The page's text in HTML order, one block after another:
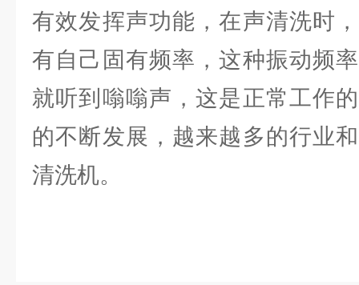
有效发挥声功能，在声清洗时
有自己固有频率，这种振动频
就听到嗡嗡声，这是正常工作
的不断发展，越来越多的行业
清洗机。